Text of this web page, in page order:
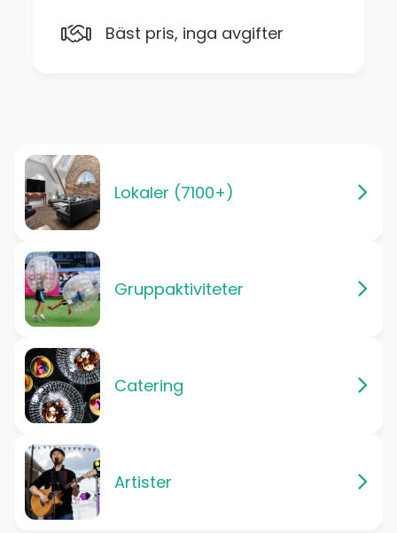
Bäst pris, inga avgifter
Lokaler (7100+)
Gruppaktiviteter
Catering
Artister